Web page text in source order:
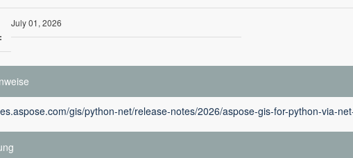
July 01, 2026
gis/python-net/release-notes/2026/aspose-gis-for-python-via-